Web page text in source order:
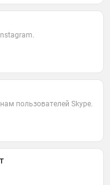
пользователей Skype.